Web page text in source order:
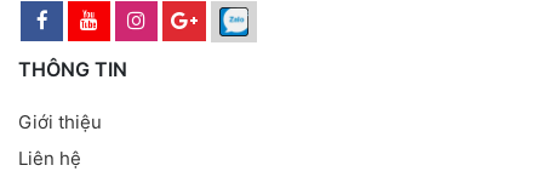
THÔNG TIN
Giới thiệu
Liên hệ